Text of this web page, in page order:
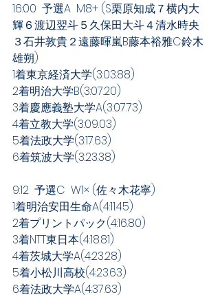
16:00  予選A  M8+ (S栗原知成７横内大
輝６渡辺翌斗５久保田大斗４清水時央
３石井敦貴２遠藤暉嵐B藤本裕雅C鈴木
雄朔)
1着東京経済大学(3:03.88)
2着明治大学B(3:07.20)
3着慶應義塾大学A(3:07.73)
4着立教大学(3:09.03)
5着法政大学(3:17.63)
6着筑波大学(3:23.38)
9:12  予選C  W1× (佐々木花寧)
1着明治安田生命A(4:11.45)
2着プリントパック(4:16.80)
3着NTT東日本(4:18.81)
4着茨城大学A(4:23.28)
5着小松川高校(4:23.63)
6着法政大学A(4:37.63)